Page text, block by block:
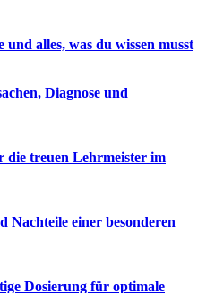
alles, was du wissen musst
Diagnose und
die treuen Lehrmeister im
Nachteile einer besonderen
Dosierung für optimale